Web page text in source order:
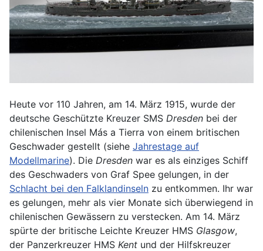
Heute vor 110 Jahren, am 14. März 1915, wurde der
deutsche Geschützte Kreuzer SMS Dresden bei der
chilenischen Insel Más a Tierra von einem britischen
Geschwader gestellt (siehe Jahrestage auf
Modellmarine). Die Dresden war es als einziges Schiff
des Geschwaders von Graf Spee gelungen, in der
Schlacht bei den Falklandinseln zu entkommen. Ihr war
es gelungen, mehr als vier Monate sich überwiegend in
chilenischen Gewässern zu verstecken. Am 14. März
spürte der britische Leichte Kreuzer HMS Glasgow,
der Panzerkreuzer HMS Kent und der Hilfskreuzer